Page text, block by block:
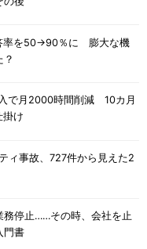
率を50→90％に 膨大な機
で月2000時間削減 10カ月
掛け
ィ事故、727件から見えた2
務停止……その時、会社を止
門書